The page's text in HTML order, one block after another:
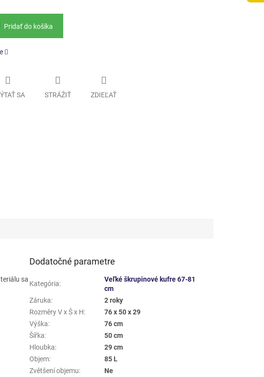
Pridať do košíka
SA STRÁŽIŤ ZDIEĽAŤ
sa
Dodatočné parametre
Kategória:
Veľké škrupinové kufre 67-81
cm
Záruka:
2 roky
Rozměry V x Š x H:
76 x 50 x 29
Výška:
76 cm
Šířka:
50 cm
Hloubka:
29 cm
Objem:
85 L
Zvětšení objemu:
Ne